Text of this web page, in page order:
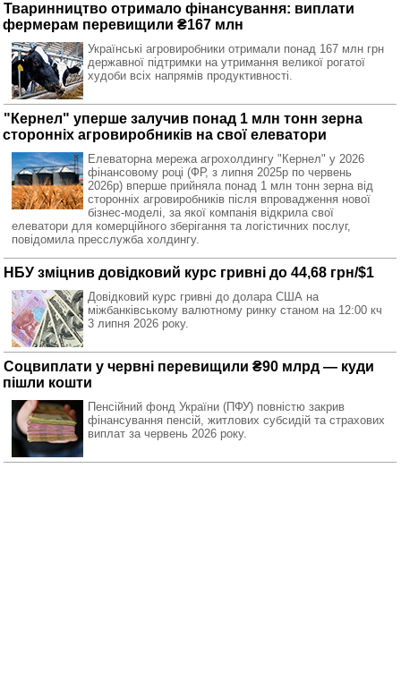
Тваринництво отримало фінансування: виплати
фермерам перевищили ₴167 млн
Українські агровиробники отримали понад 167 млн грн
державної підтримки на утримання великої рогатої
худоби всіх напрямів продуктивності.
"Кернел" уперше залучив понад 1 млн тонн зерна
сторонніх агровиробників на свої елеватори
Елеваторна мережа агрохолдингу "Кернел" у 2026
фінансовому році (ФР, з липня 2025р по червень
2026р) вперше прийняла понад 1 млн тонн зерна від
сторонніх агровиробників після впровадження нової
бізнес-моделі, за якої компанія відкрила свої
елеватори для комерційного зберігання та логістичних послуг,
повідомила пресслужба холдингу.
НБУ зміцнив довідковий курс гривні до 44,68 грн/$1
Довідковий курс гривні до долара США на
міжбанківському валютному ринку станом на 12:00 кч
3 липня 2026 року.
Соцвиплати у червні перевищили ₴90 млрд — куди
пішли кошти
Пенсійний фонд України (ПФУ) повністю закрив
фінансування пенсій, житлових субсидій та страхових
виплат за червень 2026 року.